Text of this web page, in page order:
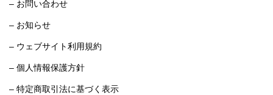
– お問い合わせ
– お知らせ
– ウェブサイト利用規約
– 個人情報保護方針
– 特定商取引法に基づく表示